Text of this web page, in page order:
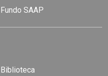
Fundo SAAP
Biblioteca